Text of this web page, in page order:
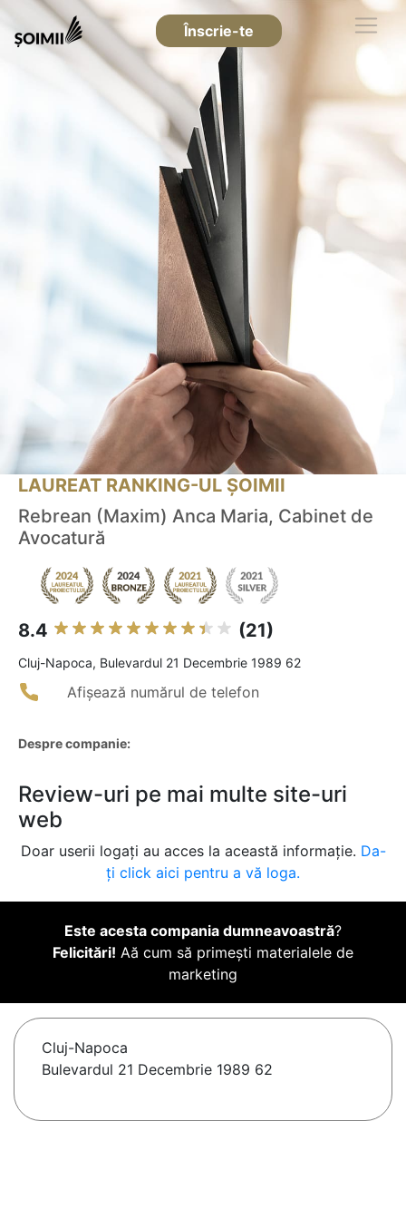
Înscrie-te
LAUREAT RANKING-UL ȘOIMII
Rebrean (Maxim) Anca Maria, Cabinet de
Avocatură
8.4 (21)
Cluj-Napoca, Bulevardul 21 Decembrie 1989 62
Afișează numărul de telefon
Despre companie:
Review-uri pe mai multe site-uri
web
Doar userii logați au acces la această informație. Da-
ți click aici pentru a vă loga.
Este acesta compania dumneavoastră?
Felicitări! Aă cum să primești materialele de
marketing
Cluj-Napoca
Bulevardul 21 Decembrie 1989 62